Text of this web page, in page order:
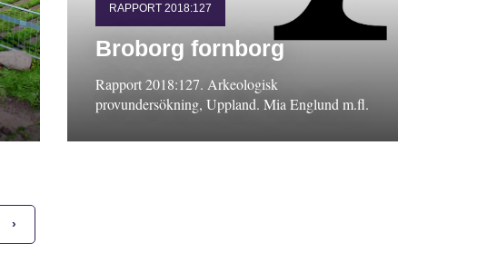
RAPPORT 2018:127
Broborg fornborg
Rapport 2018:127. Arkeologisk
provundersökning, Uppland. Mia Englund m.fl.
›